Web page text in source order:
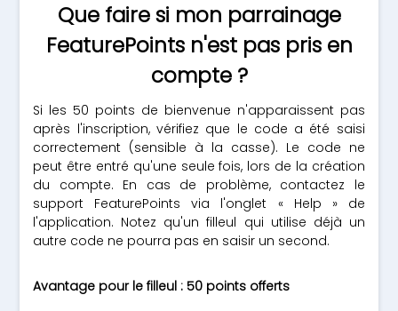
Que faire si mon parrainage
FeaturePoints n'est pas pris en
compte ?
Si les 50 points de bienvenue n'apparaissent pas
après l'inscription, vérifiez que le code a été saisi
correctement (sensible à la casse). Le code ne
peut être entré qu'une seule fois, lors de la création
du compte. En cas de problème, contactez le
support FeaturePoints via l'onglet « Help » de
l'application. Notez qu'un filleul qui utilise déjà un
autre code ne pourra pas en saisir un second.
Avantage pour le filleul : 50 points offerts